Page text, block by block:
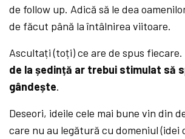
de follow up. Adică să le dea
de făcut până la întâlnirea viitoare.
Ascultați (toți) ce are de spus fiecare.
de la ședință ar trebui stimulat să
gândește.
Deseori, ideile cele mai bune vin din
care nu au legătură cu domeniul (idei